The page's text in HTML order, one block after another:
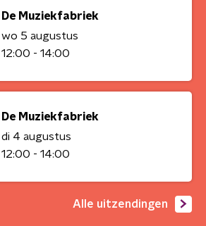
De Muziekfabriek
wo 5 augustus
12:00 - 14:00
De Muziekfabriek
di 4 augustus
12:00 - 14:00
Alle uitzendingen